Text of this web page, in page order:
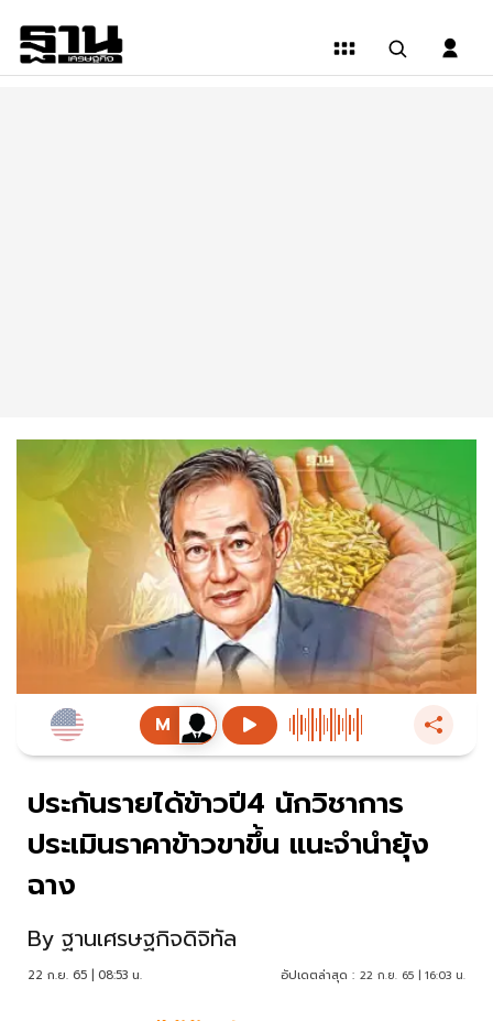
ประกันรายได้ข้าวปี4 นักวิชาการ
ประเมินราคาข้าวขาขึ้น แนะจำนำยุ้ง
ฉาง
By ฐานเศรษฐกิจดิจิทัล
22 ก.ย. 65 | 08:53 น. อัปเดตล่าสุด : 22 ก.ย. 65 | 16:03 น.